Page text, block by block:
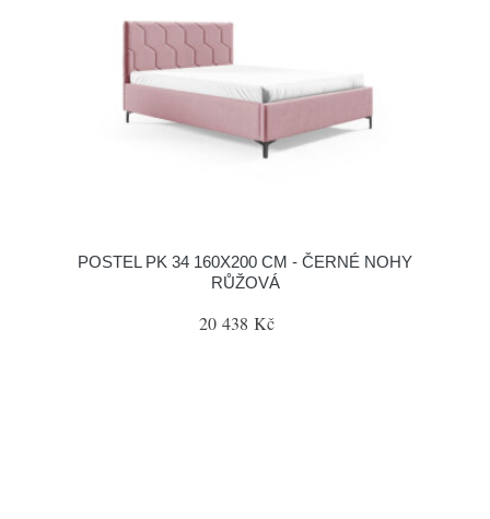
POSTEL PK 34 160X200 CM - ČERNÉ NOHY
RŮŽOVÁ
20 438 Kč